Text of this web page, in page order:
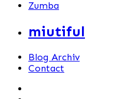
Zumba
miutiful
Blog Archiv
Contact